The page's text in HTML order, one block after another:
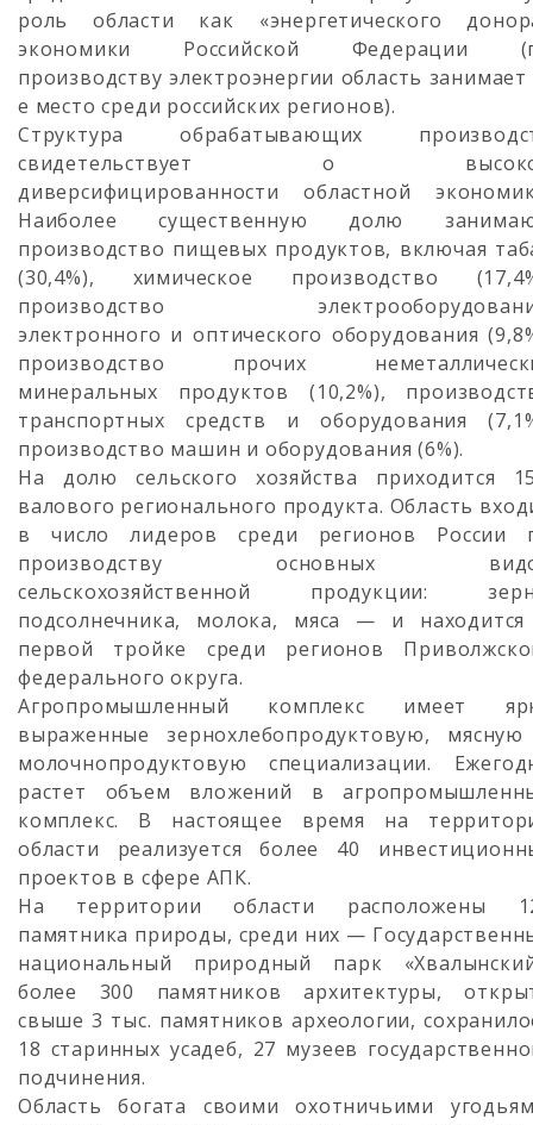
роль области как «энергетического
экономики Российской Федерации
производству электроэнергии область занимает
е место среди российских регионов).
Структура обрабатывающих
свидетельствует о
диверсифицированности областной
Наиболее существенную долю
производство пищевых продуктов, включая
(30,4%), химическое производство
производство
электронного и оптического оборудования
производство прочих
минеральных продуктов (10,2%),
транспортных средств и оборудования
производство машин и оборудования (6%).
На долю сельского хозяйства приходится
валового регионального продукта. Область
в число лидеров среди регионов России
производству основных
сельскохозяйственной продукции:
подсолнечника, молока, мяса — и
первой тройке среди регионов
федерального округа.
Агропромышленный комплекс имеет
выраженные зернохлебопродуктовую,
молочнопродуктовую специализации.
растет объем вложений в
комплекс. В настоящее время на
области реализуется более 40
проектов в сфере АПК.
На территории области расположены
памятника природы, среди них —
национальный природный парк
более 300 памятников архитектуры,
свыше 3 тыс. памятников археологии,
18 старинных усадеб, 27 музеев
подчинения.
Область богата своими охотничьими